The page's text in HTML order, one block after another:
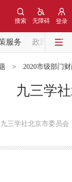
登录
无障碍
搜索
服务
政民互动
> 2020市级部门
九三学
三学社北京市委员会